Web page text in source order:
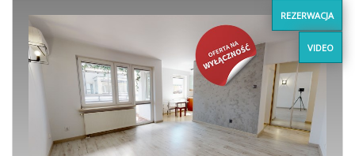
REZERWACJA
VIDEO